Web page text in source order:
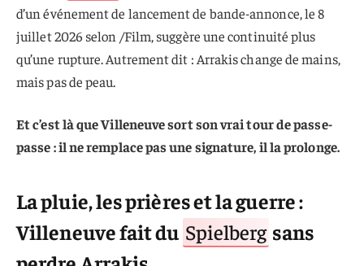
d’un événement de lancement de bande-annonce, le 8
juillet 2026 selon /Film, suggère une continuité plus
qu’une rupture. Autrement dit : Arrakis change de mains,
mais pas de peau.
Et c’est là que Villeneuve sort son vrai tour de passe-
passe : il ne remplace pas une signature, il la prolonge.
La pluie, les prières et la guerre :
Villeneuve fait du Spielberg sans